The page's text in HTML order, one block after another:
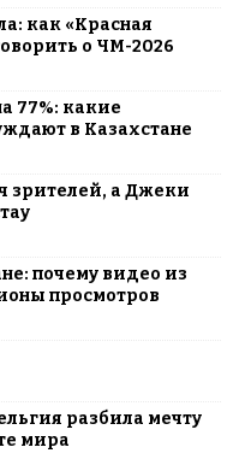
как «Красная
о ЧМ-2026
77%: какие
в Казахстане
зрителей, а Джеки
почему видео из
просмотров
разбила мечту
мира